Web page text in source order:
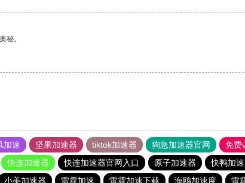
秘。
加速 坚果加速器 tiktok加速器 狗急加速器官网 免费
快连加速器 快连加速器官网入口 原子加速器 快鸭加
小美加速器 雷霆加速 雷霆加速下载 海鸥加速度 雷